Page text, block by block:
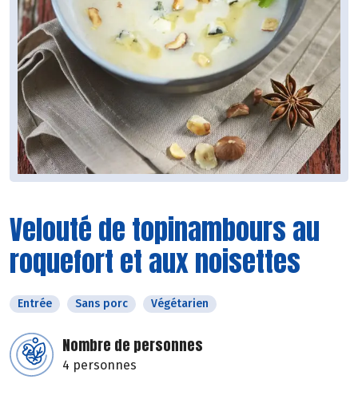
Velouté de topinambours au
roquefort et aux noisettes
Entrée Sans porc Végétarien
Nombre de personnes
4 personnes